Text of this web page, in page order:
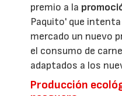
premio a la
Paquito' que
mercado un nuevo
el consumo de
adaptados a los
Producción